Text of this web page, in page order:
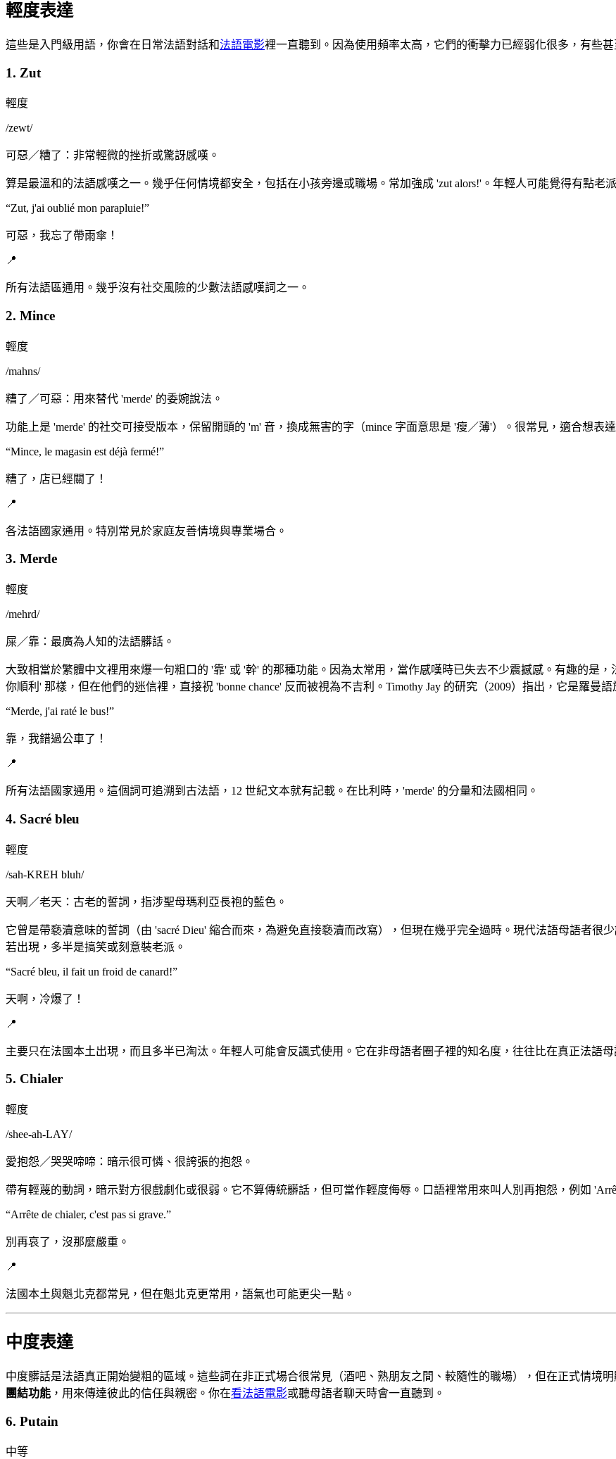
輕度表達
這些是入門級用語，你會在日常法語對話和法語電影裡一直聽到。因為使用頻率太高，它們的衝擊力已經弱化很多，有些甚
1. Zut
輕度
/zewt/
可惡／糟了：非常輕微的挫折或驚訝感嘆。
算是最溫和的法語感嘆之一。幾乎任何情境都安全，包括在小孩旁邊或職場。常加強成 'zut alors!'。年輕人可能覺得有點老
“Zut, j'ai oublié mon parapluie!”
可惡，我忘了帶雨傘！
📍
所有法語區通用。幾乎沒有社交風險的少數法語感嘆詞之一。
2. Mince
輕度
/mahns/
糟了／可惡：用來替代 'merde' 的委婉說法。
功能上是 'merde' 的社交可接受版本，保留開頭的 'm' 音，換成無害的字（mince 字面意思是 '瘦／薄'）。很常見，適合想表
“Mince, le magasin est déjà fermé!”
糟了，店已經關了！
📍
各法語國家通用。特別常見於家庭友善情境與專業場合。
3. Merde
輕度
/mehrd/
屎／靠：最廣為人知的法語髒話。
大致相當於繁體中文裡用來爆一句粗口的 '靠' 或 '幹' 的那種功能。因為太常用，當作感嘆時已失去不少震撼感。有趣的是
你順利' 那樣，但在他們的迷信裡，直接祝 'bonne chance' 反而被視為不吉利。Timothy Jay 的研究（2009）指出，它是羅曼
“Merde, j'ai raté le bus!”
靠，我錯過公車了！
📍
所有法語國家通用。這個詞可追溯到古法語，12 世紀文本就有記載。在比利時，'merde' 的分量和法國相同。
4. Sacré bleu
輕度
/sah-KREH bluh/
天啊／老天：古老的誓詞，指涉聖母瑪利亞長袍的藍色。
它曾是帶褻瀆意味的誓詞（由 'sacré Dieu' 縮合而來，為避免直接褻瀆而改寫），但現在幾乎完全過時。現代法語母語者很
若出現，多半是搞笑或刻意裝老派。
“Sacré bleu, il fait un froid de canard!”
天啊，冷爆了！
📍
主要只在法國本土出現，而且多半已淘汰。年輕人可能會反諷式使用。它在非母語者圈子裡的知名度，往往比在真正法語母
5. Chialer
輕度
/shee-ah-LAY/
愛抱怨／哭哭啼啼：暗示很可憐、很誇張的抱怨。
帶有輕蔑的動詞，暗示對方很戲劇化或很弱。它不算傳統髒話，但可當作輕度侮辱。口語裡常用來叫人別再抱怨，例如
“Arrête de chialer, c'est pas si grave.”
別再哀了，沒那麼嚴重。
📍
法國本土與魁北克都常見，但在魁北克更常用，語氣也可能更尖一點。
中度表達
中度髒話是法語真正開始變粗的區域。這些詞在非正式場合很常見（酒吧、熟朋友之間、較隨性的職場），但在正式情境
團結功能 ，用來傳達彼此的信任與親密。你在看法語電影或聽母語者聊天時會一直聽到。
6. Putain
中等